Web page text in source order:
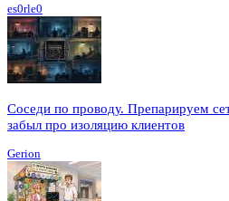
es0rle0
Соседи по проводу. Препарируем
забыл про изоляцию клиентов
Gerion